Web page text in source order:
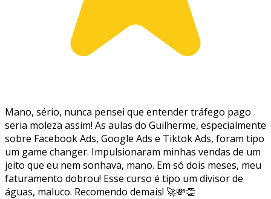
Mano, sério, nunca pensei que entender tráfego pago
seria moleza assim! As aulas do Guilherme, especialmente
sobre Facebook Ads, Google Ads e Tiktok Ads, foram tipo
um game changer. Impulsionaram minhas vendas de um
jeito que eu nem sonhava, mano. Em só dois meses, meu
faturamento dobrou! Esse curso é tipo um divisor de
águas, maluco. Recomendo demais! 🚀💸👏